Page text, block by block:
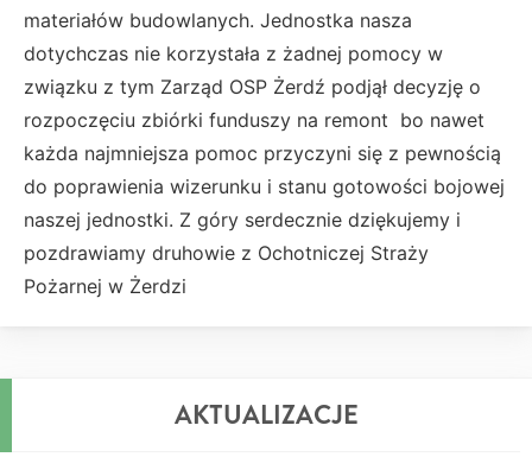
materiałów budowlanych. Jednostka nasza
dotychczas nie korzystała z żadnej pomocy w
związku z tym Zarząd OSP Żerdź podjął decyzję o
rozpoczęciu zbiórki funduszy na remont bo nawet
każda najmniejsza pomoc przyczyni się z pewnością
do poprawienia wizerunku i stanu gotowości bojowej
naszej jednostki. Z góry serdecznie dziękujemy i
pozdrawiamy druhowie z Ochotniczej Straży
Pożarnej w Żerdzi
AKTUALIZACJE